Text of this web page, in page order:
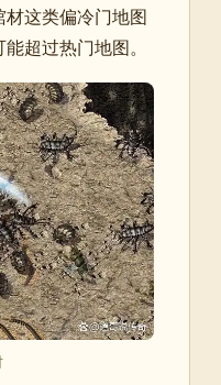
这类偏冷门地图
超过热门地图。